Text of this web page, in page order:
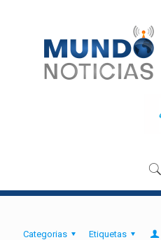
Categorias Etiquetas